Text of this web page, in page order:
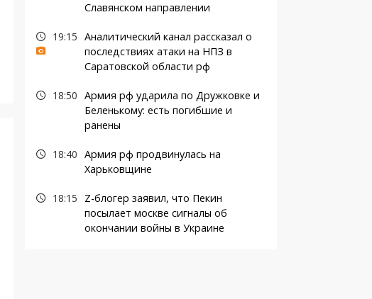
Славянском направлении
19:15 Аналитический канал рассказал о
последствиях атаки на НПЗ в
Саратовской области рф
18:50 Армия рф ударила по Дружковке и
Беленькому: есть погибшие и
ранены
18:40 Армия рф продвинулась на
Харьковщине
18:15
Z-блогер заявил, что Пекин
посылает москве сигналы об
окончании войны в Украине